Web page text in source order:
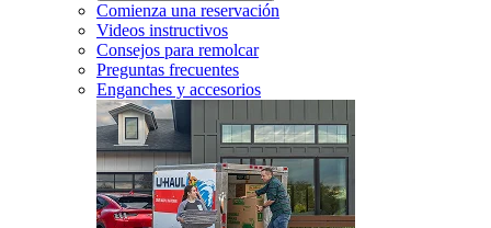
Comienza una reservación
Videos instructivos
Consejos para remolcar
Preguntas frecuentes
Enganches y accesorios